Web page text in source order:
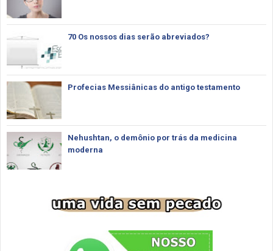
70 Os nossos dias serão abreviados?
Profecias Messiânicas do antigo testamento
Nehushtan, o demônio por trás da medicina
moderna